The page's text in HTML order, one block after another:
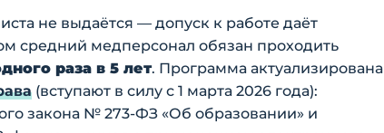
не выдаётся — допуск к работе даёт
средний медперсонал обязан проходить
раза в 5 лет. Программа актуализирована
(вступают в силу с 1 марта 2026 года):
закона № 273-ФЗ «Об образовании» и